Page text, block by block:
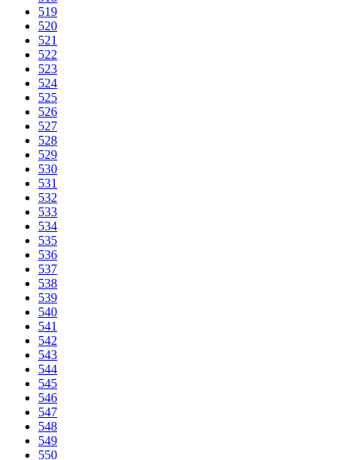
519
520
521
522
523
524
525
526
527
528
529
530
531
532
533
534
535
536
537
538
539
540
541
542
543
544
545
546
547
548
549
550